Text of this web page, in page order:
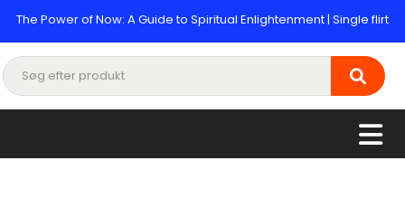
The Power of Now: A Guide to Spiritual Enlightenment | Single flirt